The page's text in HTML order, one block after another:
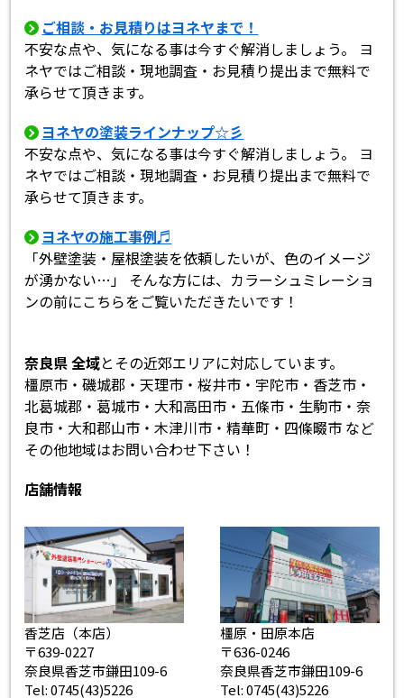
ご相談・お見積りはヨネヤまで！
不安な点や、気になる事は今すぐ解消しましょう。 ヨ
ネヤではご相談・現地調査・お見積り提出まで無料で
承らせて頂きます。
ヨネヤの塗装ラインナップ☆彡
不安な点や、気になる事は今すぐ解消しましょう。 ヨ
ネヤではご相談・現地調査・お見積り提出まで無料で
承らせて頂きます。
ヨネヤの施工事例♬
「外壁塗装・屋根塗装を依頼したいが、色のイメージ
が湧かない…」 そんな方には、カラーシュミレーショ
ンの前にこちらをご覧いただきたいです！
奈良県 全域とその近郊エリアに対応しています。
橿原市・磯城郡・天理市・桜井市・宇陀市・香芝市・
北葛城郡・葛城市・大和高田市・五條市・生駒市・奈
良市・大和郡山市・木津川市・精華町・四條畷市 など
その他地域はお問い合わせ下さい！
店舗情報
香芝店（本店）
〒639-0227
奈良県香芝市鎌田109-6
Tel: 0745(43)5226
橿原・田原本店
〒636-0246
奈良県香芝市鎌田109-6
Tel: 0745(43)5226